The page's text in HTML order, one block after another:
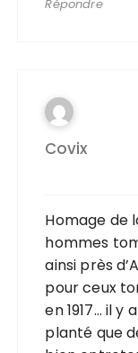
Répondre
Covix
Homage de
hommes
ainsi près
pour ceux
en 1917… il y
planté que